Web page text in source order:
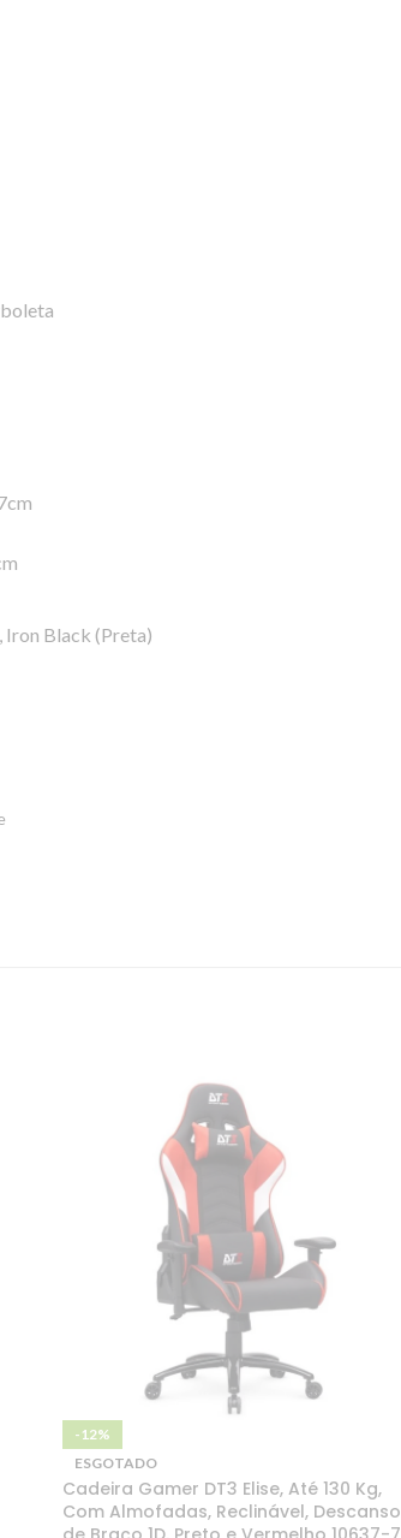
Iron Black (Preta)
-12%
ESGOTADO
Cadeira Gamer DT3 Elise, Até 130 Kg,
Com Almofadas, Reclinável, Descanso